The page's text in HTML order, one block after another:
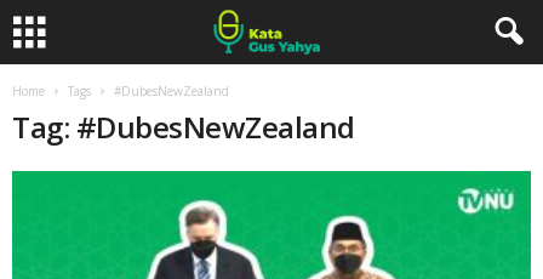
Home Tags #DubesNewZealand
Tag: #DubesNewZealand